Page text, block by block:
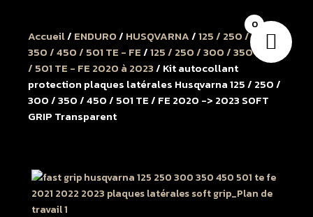
Accueil/ ENDURO/ HUSQVARNA/125 / 250 / 300 /
350 / 450 / 501 TE - FE/125 / 250 / 300 / 350 / 450
/ 501 TE - FE 2020 à 2023/ Kit autocollant
protection plaques latérales Husqvarna 125 / 250 /
300 / 350 / 450 / 501 TE / FE 2020 -> 2023 SOFT
GRIP Transparent
0